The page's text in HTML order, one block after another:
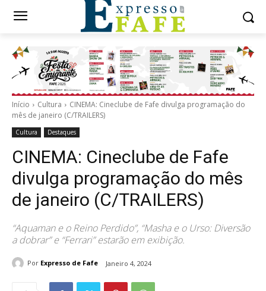
Início Cultura
CINEMA: Cineclube de Fafe divulga programação do
mês de janeiro (C/TRAILERS)
Cultura Destaques
CINEMA: Cineclube de Fafe
divulga programação do mês
de janeiro (C/TRAILERS)
“Aquaman e o Reino Perdido”, “Masha e o Urso: Diversão
a dobrar” e “Ferrari” estarão em exibição.
Por Expresso de Fafe Janeiro 4, 2024